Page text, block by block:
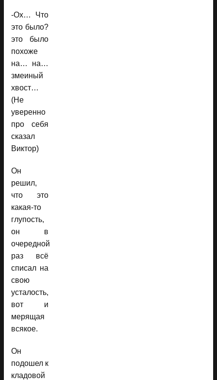
-Ох… Что
это было?
это было
похоже
на… на…
змеиный
хвост…
(Не
уверенно
про себя
сказал
Виктор)
Он
решил,
что это
какая-то
глупость,
он в
очередной
раз всё
списал на
свою
усталость,
вот и
мерящая
всякое.
Он
подошел к
кладовой